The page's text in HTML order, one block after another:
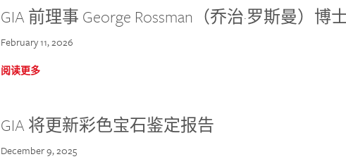
GIA 前理事 George Rossman（乔治·罗斯曼）博
February 11, 2026
阅读更多
GIA 将更新彩色宝石鉴定报告
December 9, 2025